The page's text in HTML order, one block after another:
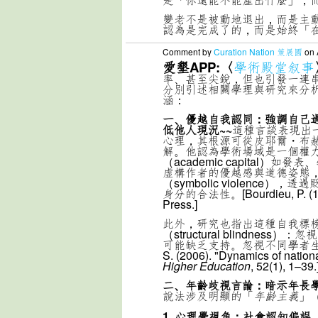
變老不是被動地退出，而是主
認為是完成了的，而是始終「
Comment byCuration Nation 策展國 on
愛墾APP:〈學術殿堂叙事
率、甚至尖銳，但也引發一連
分別引述相關學理與研究來分
涵：
一、優越自我認同：強調自己
低他人現況~~這種言談表現出
心理，其根源可從皮耶爾・布
解。他認為學術場域是一個權
（academic capital）如發表
虚構作者的優越感與道德姿態
（symbolic violence），透過
身分的合法性。[Bourdieu, P.
Press.]
此外，研究也指出這種自我標
（structural blindness）：忽
可能缺乏支持。忽視不同學者
S. (2006). "Dynamics of
Higher Education, 52(1),
二、年齡歧視言論：暗示年長
說法涉及明顯的「年齡主義」